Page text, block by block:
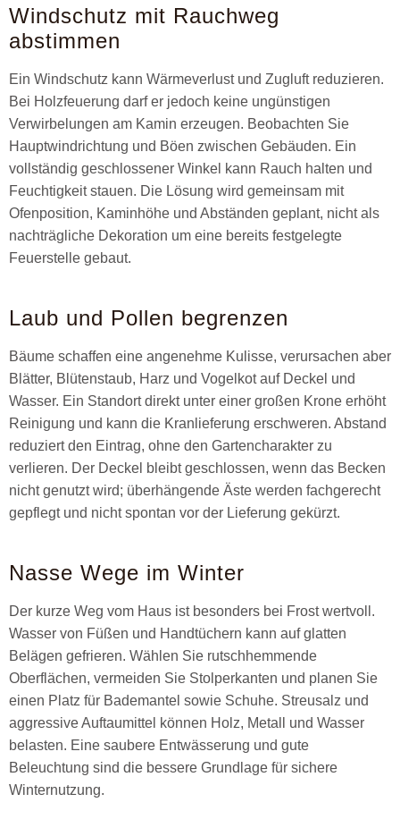
Windschutz mit Rauchweg
abstimmen
Ein Windschutz kann Wärmeverlust und Zugluft reduzieren.
Bei Holzfeuerung darf er jedoch keine ungünstigen
Verwirbelungen am Kamin erzeugen. Beobachten Sie
Hauptwindrichtung und Böen zwischen Gebäuden. Ein
vollständig geschlossener Winkel kann Rauch halten und
Feuchtigkeit stauen. Die Lösung wird gemeinsam mit
Ofenposition, Kaminhöhe und Abständen geplant, nicht als
nachträgliche Dekoration um eine bereits festgelegte
Feuerstelle gebaut.
Laub und Pollen begrenzen
Bäume schaffen eine angenehme Kulisse, verursachen aber
Blätter, Blütenstaub, Harz und Vogelkot auf Deckel und
Wasser. Ein Standort direkt unter einer großen Krone erhöht
Reinigung und kann die Kranlieferung erschweren. Abstand
reduziert den Eintrag, ohne den Gartencharakter zu
verlieren. Der Deckel bleibt geschlossen, wenn das Becken
nicht genutzt wird; überhängende Äste werden fachgerecht
gepflegt und nicht spontan vor der Lieferung gekürzt.
Nasse Wege im Winter
Der kurze Weg vom Haus ist besonders bei Frost wertvoll.
Wasser von Füßen und Handtüchern kann auf glatten
Belägen gefrieren. Wählen Sie rutschhemmende
Oberflächen, vermeiden Sie Stolperkanten und planen Sie
einen Platz für Bademantel sowie Schuhe. Streusalz und
aggressive Auftaumittel können Holz, Metall und Wasser
belasten. Eine saubere Entwässerung und gute
Beleuchtung sind die bessere Grundlage für sichere
Winternutzung.